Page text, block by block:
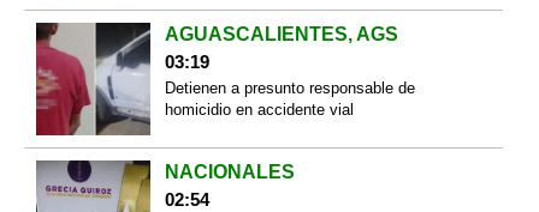
AGUASCALIENTES, AGS
03:19
Detienen a presunto responsable de
homicidio en accidente vial
NACIONALES
02:54